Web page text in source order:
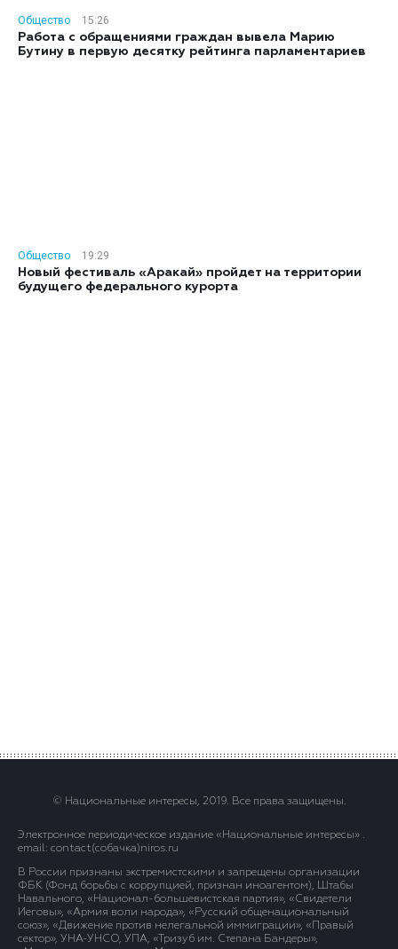
Общество
15:26
Работа с обращениями граждан вывела Марию
Бутину в первую десятку рейтинга парламентариев
Общество
19:29
Новый фестиваль «Аракай» пройдет на территории
будущего федерального курорта
© Национальные интересы, 2019. Все права защищены.
Электронное периодическое издание «Национальные интересы» .
email: contact(сoбaчка)niros.ru
В России признаны экстремистскими и запрещены организации
ФБК (Фонд борьбы с коррупцией, признан иноагентом), Штабы
Навального, «Национал-большевистская партия», «Свидетели
Иеговы», «Армия воли народа», «Русский общенациональный
союз», «Движение против нелегальной иммиграции», «Правый
сектор», УНА-УНСО, УПА, «Тризуб им. Степана Бандеры»,